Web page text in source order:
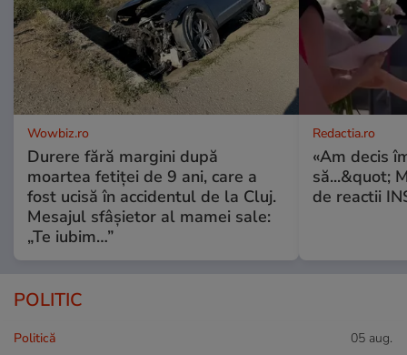
Wowbiz.ro
Durere fără margini după
moartea fetiței de 9 ani, care a
fost ucisă în accidentul de la Cluj.
Mesajul sfâșietor al mamei sale:
„Te iubim…”
Redactia.ro
«Am decis
să...&quot;
de reactii
POLITIC
Politică 05 aug.